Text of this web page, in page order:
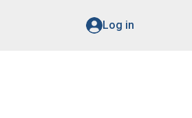
Log in